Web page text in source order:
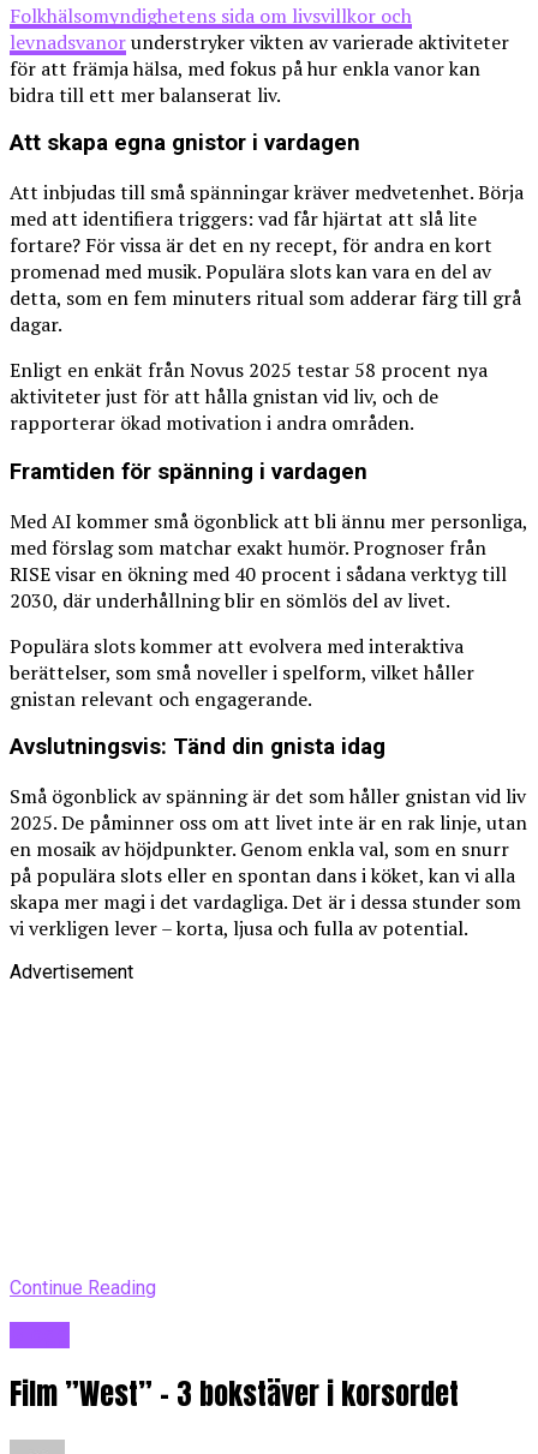
Folkhälsomyndighetens sida om livsvillkor och
levnadsvanorunderstryker vikten av varierade aktiviteter
för att främja hälsa, med fokus på hur enkla vanor kan
bidra till ett mer balanserat liv.
Att skapa egna gnistor i vardagen
Att inbjudas till små spänningar kräver medvetenhet. Börja
med att identifiera triggers: vad får hjärtat att slå lite
fortare? För vissa är det en ny recept, för andra en kort
promenad med musik. Populära slots kan vara en del av
detta, som en fem minuters ritual som adderar färg till grå
dagar.
Enligt en enkät från Novus 2025 testar 58 procent nya
aktiviteter just för att hålla gnistan vid liv, och de
rapporterar ökad motivation i andra områden.
Framtiden för spänning i vardagen
Med AI kommer små ögonblick att bli ännu mer personliga,
med förslag som matchar exakt humör. Prognoser från
RISE visar en ökning med 40 procent i sådana verktyg till
2030, där underhållning blir en sömlös del av livet.
Populära slots kommer att evolvera med interaktiva
berättelser, som små noveller i spelform, vilket håller
gnistan relevant och engagerande.
Avslutningsvis: Tänd din gnista idag
Små ögonblick av spänning är det som håller gnistan vid liv
2025. De påminner oss om att livet inte är en rak linje, utan
en mosaik av höjdpunkter. Genom enkla val, som en snurr
på populära slots eller en spontan dans i köket, kan vi alla
skapa mer magi i det vardagliga. Det är i dessa stunder som
vi verkligen lever – korta, ljusa och fulla av potential.
Advertisement
Continue Reading
Film ”West” – 3 bokstäver i korsordet